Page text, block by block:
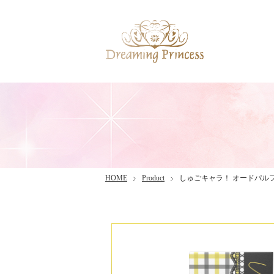
HOME Product しゅごキャラ！ オードパル